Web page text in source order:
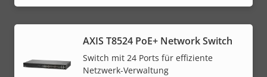
AXIS T8524 PoE+ Network Switch
Switch mit 24 Ports für effiziente
Netzwerk-Verwaltung